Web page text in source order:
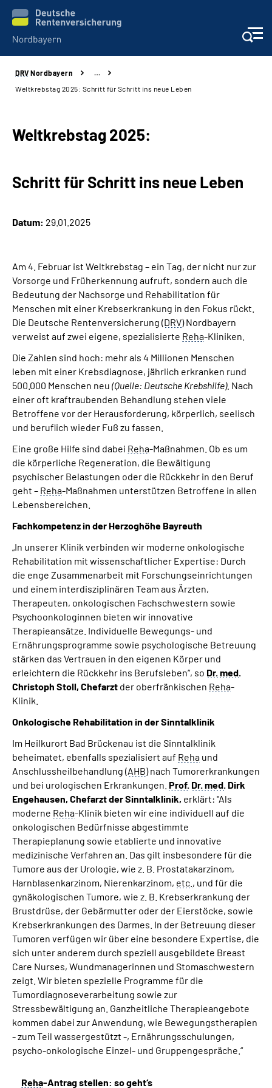
Online-Services
Beratung und Kontakt
Reha-Kliniken
Über uns
Inhalte in Gebärdensprache (DGS)
Suche
Mein Kundenportal
DRV Nordbayern
…
Weltkrebstag 2025: Schritt für Schritt ins neue Leben
Weltkrebstag 2025:
Schritt für Schritt ins neue Leben
Datum: 29.01.2025
Am 4. Februar ist Weltkrebstag – ein Tag, der nicht nur zur
Vorsorge und Früherkennung aufruft, sondern auch die
Bedeutung der Nachsorge und Rehabilitation für
Menschen mit einer Krebserkrankung in den Fokus rückt.
Die Deutsche Rentenversicherung (DRV) Nordbayern
verweist auf zwei eigene, spezialisierte Reha-Kliniken.
Die Zahlen sind hoch: mehr als 4 Millionen Menschen
leben mit einer Krebsdiagnose, jährlich erkranken rund
500.000 Menschen neu (Quelle: Deutsche Krebshilfe). Nach
einer oft kraftraubenden Behandlung stehen viele
Betroffene vor der Herausforderung, körperlich, seelisch
und beruflich wieder Fuß zu fassen.
Eine große Hilfe sind dabei Reha-Maßnahmen. Ob es um
die körperliche Regeneration, die Bewältigung
psychischer Belastungen oder die Rückkehr in den Beruf
geht – Reha-Maßnahmen unterstützen Betroffene in allen
Lebensbereichen.
Fachkompetenz in der Herzoghöhe Bayreuth
„In unserer Klinik verbinden wir moderne onkologische
Rehabilitation mit wissenschaftlicher Expertise: Durch
die enge Zusammenarbeit mit Forschungseinrichtungen
und einem interdisziplinären Team aus Ärzten,
Therapeuten, onkologischen Fachschwestern sowie
Psychoonkologinnen bieten wir innovative
Therapieansätze. Individuelle Bewegungs- und
Ernährungsprogramme sowie psychologische Betreuung
stärken das Vertrauen in den eigenen Körper und
erleichtern die Rückkehr ins Berufsleben“, so Dr.med.
Christoph Stoll, Chefarzt der oberfränkischen Reha-
Klinik.
Onkologische Rehabilitation in der Sinntalklinik
Im Heilkurort Bad Brückenau ist die Sinntalklinik
beheimatet, ebenfalls spezialisiert auf Reha und
Anschlussheilbehandlung (AHB) nach Tumorerkrankungen
und bei urologischen Erkrankungen. Prof. Dr.med. Dirk
Engehausen, Chefarzt der Sinntalklinik, erklärt: "Als
moderne Reha-Klinik bieten wir eine individuell auf die
onkologischen Bedürfnisse abgestimmte
Therapieplanung sowie etablierte und innovative
medizinische Verfahren an. Das gilt insbesondere für die
Tumore aus der Urologie, wie z. B. Prostatakarzinom,
Harnblasenkarzinom, Nierenkarzinom, etc. , und für die
gynäkologischen Tumore, wie z. B. Krebserkrankung der
Brustdrüse, der Gebärmutter oder der Eierstöcke, sowie
Krebserkrankungen des Darmes. In der Betreuung dieser
Tumoren verfügen wir über eine besondere Expertise, die
sich unter anderem durch speziell ausgebildete Breast
Care Nurses, Wundmanagerinnen und Stomaschwestern
zeigt. Wir bieten spezielle Programme für die
Tumordiagnoseverarbeitung sowie zur
Stressbewältigung an. Ganzheitliche Therapieangebote
kommen dabei zur Anwendung, wie Bewegungstherapien
- zum Teil wassergestützt -, Ernährungsschulungen,
psycho-onkologische Einzel- und Gruppengespräche.“
Reha-Antrag stellen: so geht‘s